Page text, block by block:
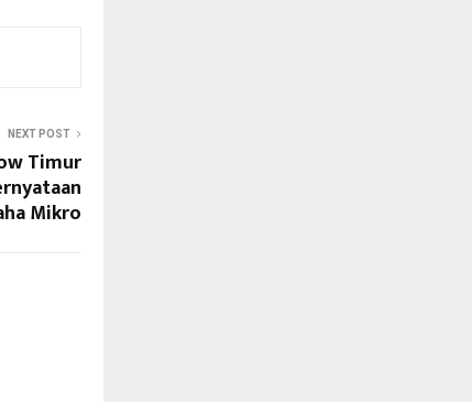
NEXT POST
Timur
Mikro